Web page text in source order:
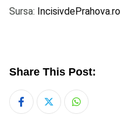
Sursa: IncisivdePrahova.ro
Share This Post:
Whatsapp